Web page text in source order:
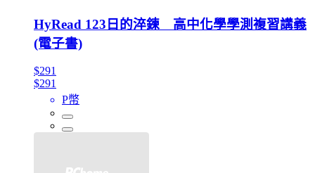
HyRead 123日的淬鍊 高中化學學測複習講義
(電子書)
$291
$291
P幣